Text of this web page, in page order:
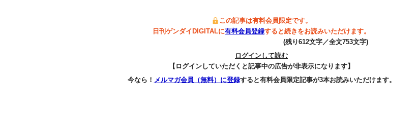
この記事は有料会員限定です。
日刊ゲンダイDIGITALに有料会員登録すると続きをお読みいただけます。
(残り612文字／全文753文字)
ログインして読む
【ログインしていただくと記事中の広告が非表示になります】
今なら！ メルマガ会員（無料）に登録すると有料会員限定記事が3本お読みいただけます。